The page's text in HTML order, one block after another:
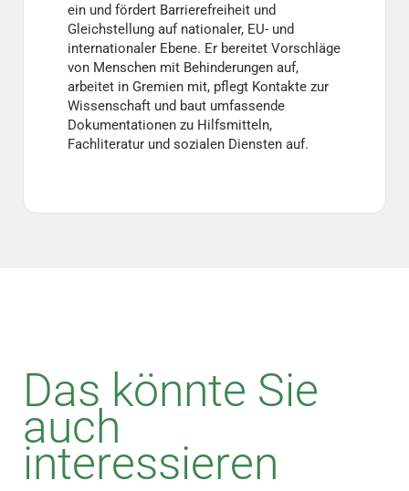
ein und fördert Barrierefreiheit und
Gleichstellung auf nationaler, EU- und
internationaler Ebene. Er bereitet Vorschläge
von Menschen mit Behinderungen auf,
arbeitet in Gremien mit, pflegt Kontakte zur
Wissenschaft und baut umfassende
Dokumentationen zu Hilfsmitteln,
Fachliteratur und sozialen Diensten auf.
Das könnte Sie
auch
interessieren